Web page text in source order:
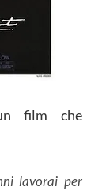
film che
lavorai per